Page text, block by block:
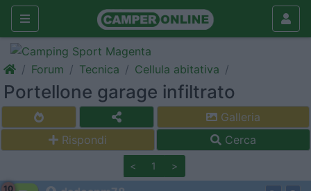
Forum Tecnica Cellula abitativa
Portellone garage infiltrato
Galleria
Rispondi
Cerca
< 1 >
10